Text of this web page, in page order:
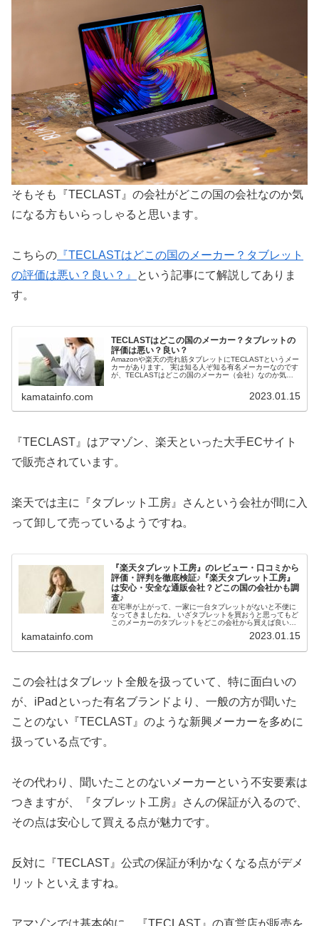
そもそも『TECLAST』の会社がどこの国の会社なのか気
になる方もいらっしゃると思います。
こちらの 『TECLASTはどこの国のメーカー？タブレット
の評価は悪い？良い？』
という記事にて解説してありま
す。
TECLASTはどこの国のメーカー？タブレットの
評価は悪い？良い？
Amazonや楽天の売れ筋タブレットにTECLASTというメー
カーがあります。 実は知る人ぞ知る有名メーカーなのです
が、TECLASTはどこの国のメーカー（会社）なのか気に
TECLASTタブレットの評価・評判は悪いのでしょうか。
タブレット好きな私がTECLASTのタブレット製品を徹底
kamatainfo.com 2023.01.15
『TECLAST』はアマゾン、楽天といった大手ECサイト
で販売されています。
楽天では主に『タブレット工房』さんという会社が間に入
って卸して売っているようですね。
『楽天タブレット工房』のレビュー・口コミから
評価・評判を徹底検証♪『楽天タブレット工房』
は安心・安全な通販会社？どこの国の会社かも調
査♪
在宅率が上がって、一家に一台タブレットがないと不便に
なってきましたね。 いざタブレットを買おうと思ってもど
このメーカーのタブレットをどこの会社から買えば良いか
ると、『タブレット工房』なるショップが良く目につきま
か！？ 安心して買えるショップなのか。 また、実際に買
kamatainfo.com 2023.01.15
この会社はタブレット全般を扱っていて、特に面白いの
が、iPadといった有名ブランドより、一般の方が聞いた
ことのない『TECLAST』のような新興メーカーを多めに
扱っている点です。
その代わり、聞いたことのないメーカーという不安要素は
つきますが、『タブレット工房』さんの保証が入るので、
その点は安心して買える点が魅力です。
反対に『TECLAST』公式の保証が利かなくなる点がデメ
リットといえますね。
アマゾンでは基本的に、『TECLAST』の直営店が販売を